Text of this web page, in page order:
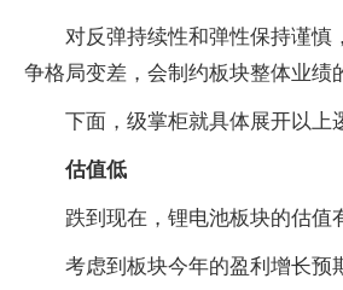
对反弹持续性和弹性保持谨慎
争格局变差，会制约板块整体业绩
下面，级掌柜就具体展开以上
估值低
跌到现在，锂电池板块的估值
考虑到板块今年的盈利增长预